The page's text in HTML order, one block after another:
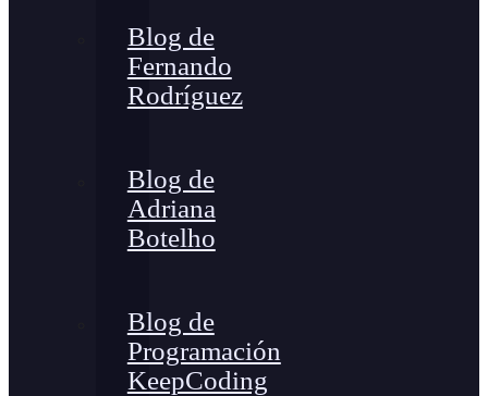
Blog de
Fernando
Rodríguez
Blog de
Adriana
Botelho
Blog de
Programación
KeepCoding